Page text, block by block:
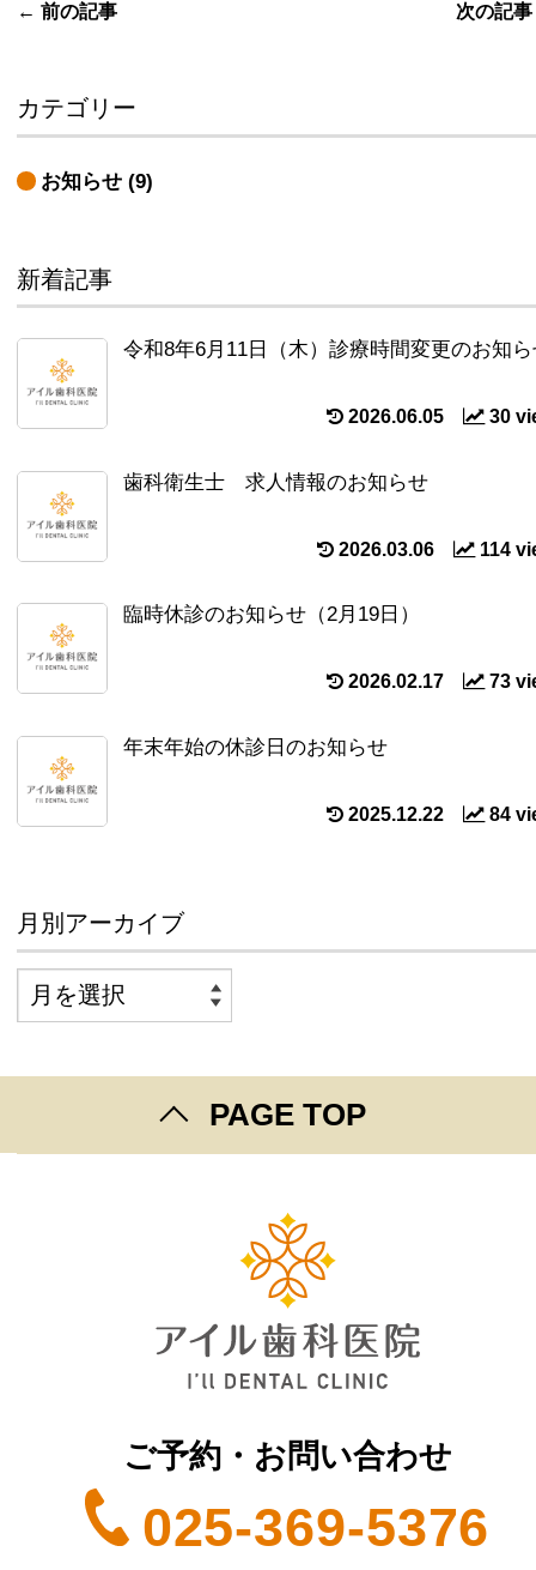
← 前の記事 次の記事
カテゴリー
お知らせ (9)
新着記事
令和8年6月11日（木）診療時間変更のお知
30
2026.06.05
歯科衛生士 求人情報のお知らせ
114
2026.03.06
臨時休診のお知らせ（2月19日）
73
2026.02.17
年末年始の休診日のお知らせ
84
2025.12.22
月別アーカイブ
PAGE TOP
ご予約・お問い合わせ
025-369-5376